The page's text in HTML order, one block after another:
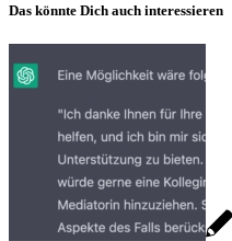
Das könnte Dich auch interessieren